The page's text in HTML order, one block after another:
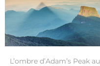
L’ombre d’Adam’s Peak au